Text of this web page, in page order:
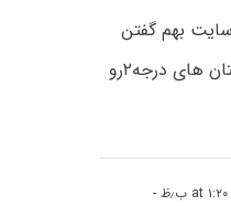
سایت بهم گفتن
که احتمالا روزانه شهرستان های درجه۲رو
-